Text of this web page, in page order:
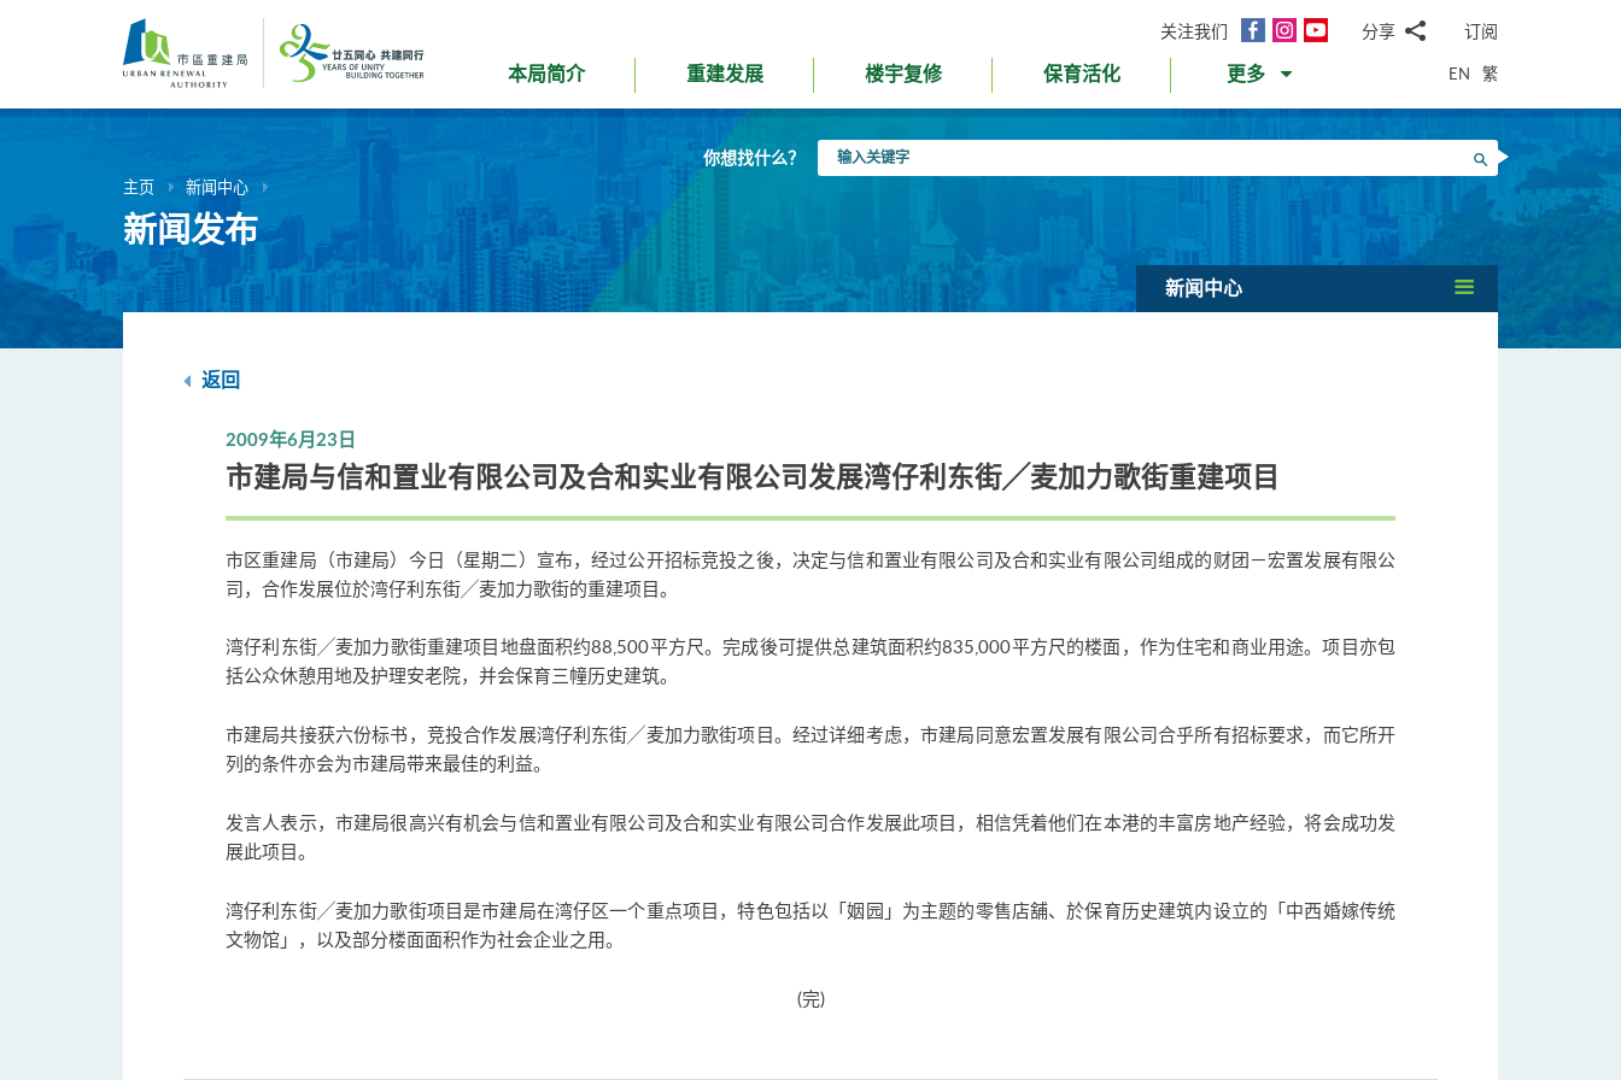
内
关注我们
面
InstagramYouTube分享
邮WhatsApp
微
信
面
书Twitter
LinkedIn
微
订阅
本局简介 重建发展 楼宇复修 保育活化 更多 EN 繁
你想找什么？
入
搜寻
主页 新闻中心
新闻发布
新闻中心
返回
2009年6月23日
市建局与信和置业有限公司及合和实业有限公司发展湾仔利东街╱麦加力歌街重建项目
市区重建局（市建局）今日（星期二）宣布，经过公开招标竞投之後，决定与信和置业有限公司及合和实业有限公司组成的财团－宏置发展有限公
司，合作发展位於湾仔利东街╱麦加力歌街的重建项目。
湾仔利东街╱麦加力歌街重建项目地盘面积约88,500平方尺。完成後可提供总建筑面积约835,000平方尺的楼面，作为住宅和商业用途。项目亦包
括公众休憩用地及护理安老院，并会保育三幢历史建筑。
市建局共接获六份标书，竞投合作发展湾仔利东街╱麦加力歌街项目。经过详细考虑，市建局同意宏置发展有限公司合乎所有招标要求，而它所开
列的条件亦会为市建局带来最佳的利益。
发言人表示，市建局很高兴有机会与信和置业有限公司及合和实业有限公司合作发展此项目，相信凭着他们在本港的丰富房地产经验，将会成功发
展此项目。
湾仔利东街╱麦加力歌街项目是市建局在湾仔区一个重点项目，特色包括以「姻园」为主题的零售店舖、於保育历史建筑内设立的「中西婚嫁传统
文物馆」，以及部分楼面面积作为社会企业之用。
(完)